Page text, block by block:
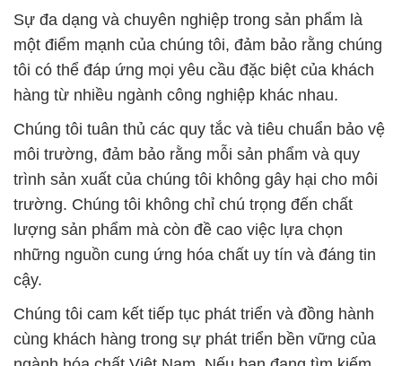
lượng sản phẩm mà còn đề cao việc lựa chọn
những nguồn cung ứng hóa chất uy tín và đáng tin
cậy.
Chúng tôi cam kết tiếp tục phát triển và đồng hành
cùng khách hàng trong sự phát triển bền vững của
ngành hóa chất Việt Nam. Nếu bạn đang tìm kiếm
đối tác đáng tin cậy trong lĩnh vực hóa chất, hãy đến
với Công ty Hóa Chất Đắc Trường Phát – nơi sự
chất lượng và tận tâm gặp nhau.
# Cty chuyên kinh doanh ∞ bán Pemanganat Kali _
Thuốc Tím 99% Chongqing Changyuan Trung Quốc
China
# Nơi phân phối ¶ bán Pemanganat Kali _ Thuốc
Tím 99% Chongqing Changyuan Trung Quốc China